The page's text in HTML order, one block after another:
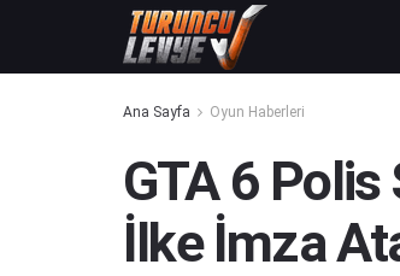
Ana Sayfa Oyun Haberleri
GTA 6
İlke İmza